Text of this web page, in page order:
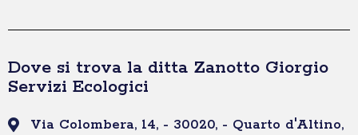
Dove si trova la ditta Zanotto Giorgio
Servizi Ecologici
Via Colombera, 14, - 30020, - Quarto d'Altino,